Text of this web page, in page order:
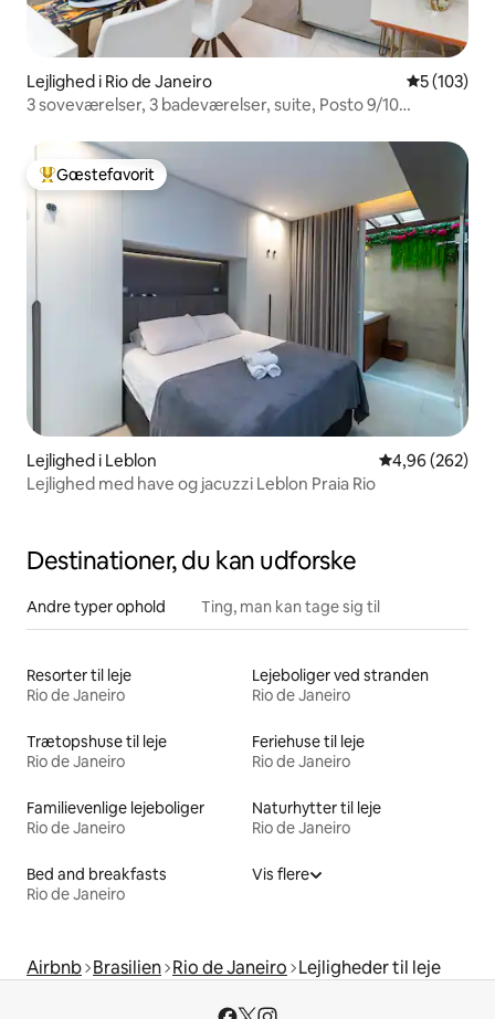
Lejlighed i Rio de Janeiro 5 ud af 5 i
5 (103)
3 soveværelser, 3 badeværelser, suite, Posto 9/10
Bedste gæstefavorit
Gæstefavorit
Lejlighed i Leblon 4,96 ud af 5 i
4,96 (262)
Lejlighed med have og jacuzzi Leblon Praia Rio
Destinationer, du kan udforske
Andre typer ophold Ting, man kan tage sig til
Resorter til leje
Rio de Janeiro
Lejeboliger ved stranden
Rio de Janeiro
Trætopshuse til leje
Rio de Janeiro
Feriehuse til leje
Rio de Janeiro
Familievenlige lejeboliger
Rio de Janeiro
Naturhytter til leje
Rio de Janeiro
Bed and breakfasts
Rio de Janeiro
Vis flere
Airbnb Brasilien Rio de Janeiro Lejligheder til leje